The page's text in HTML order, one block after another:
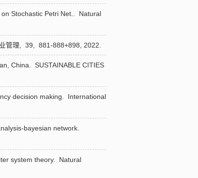
Stochastic Petri Net..
Natural
管理, 39, 881-888+898, 2022.
China.
SUSTAINABLE CITIES
decision making.
International
bayesian network.
system theory.
Natural